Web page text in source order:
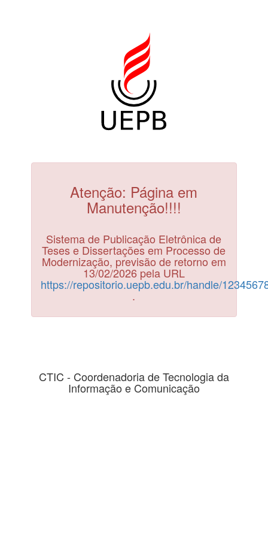
Atenção: Página em
Manutenção!!!!
Sistema de Publicação Eletrônica de
Teses e Dissertações em Processo de
Modernização, previsão de retorno em
13/02/2026 pela URL
https://repositorio.uepb.edu.br/handle/
.
CTIC - Coordenadoria de Tecnologia da
Informação e Comunicação